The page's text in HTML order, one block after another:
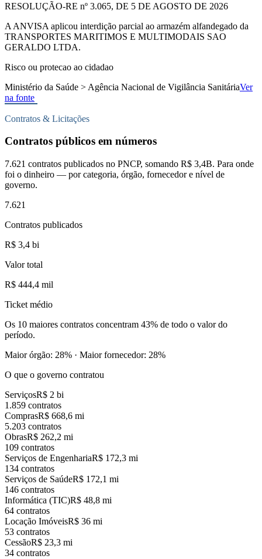
RESOLUÇÃO-RE nº 3.065, DE 5 DE AGOSTO DE 2026
A ANVISA aplicou interdição parcial ao armazém alfandegado da
TRANSPORTES MARITIMOS E MULTIMODAIS SAO
GERALDO LTDA.
Risco ou protecao ao cidadao
Ministério da Saúde > Agência Nacional de Vigilância SanitáriaVer
na fonte
Contratos & Licitações
Contratos públicos em números
7.621 contratos publicados no PNCP, somando R$ 3,4B. Para onde
foi o dinheiro — por categoria, órgão, fornecedor e nível de
governo.
7.621
Contratos publicados
R$ 3,4 bi
Valor total
R$ 444,4 mil
Ticket médio
Os 10 maiores contratos concentram 43% de todo o valor do
período.
Maior órgão: 28% · Maior fornecedor: 28%
O que o governo contratou
ServiçosR$ 2 bi
1.859 contratos
ComprasR$ 668,6 mi
5.203 contratos
ObrasR$ 262,2 mi
109 contratos
Serviços de EngenhariaR$ 172,3 mi
134 contratos
Serviços de SaúdeR$ 172,1 mi
146 contratos
Informática (TIC)R$ 48,8 mi
64 contratos
Locação ImóveisR$ 36 mi
53 contratos
CessãoR$ 23,3 mi
34 contratos